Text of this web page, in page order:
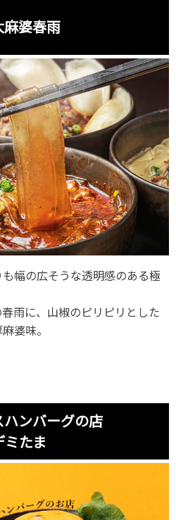
麻婆春雨
幅の広そうな透明感のある極
雨に、山椒のピリピリとした
婆味。
ンバーグの店
ミたま